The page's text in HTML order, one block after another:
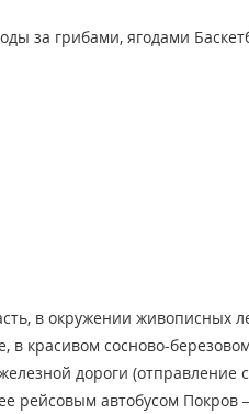
за грибами, ягодами
в окружении живописных
в красивом сосново-
дороги (отправление с
рейсовым автобусом Покров